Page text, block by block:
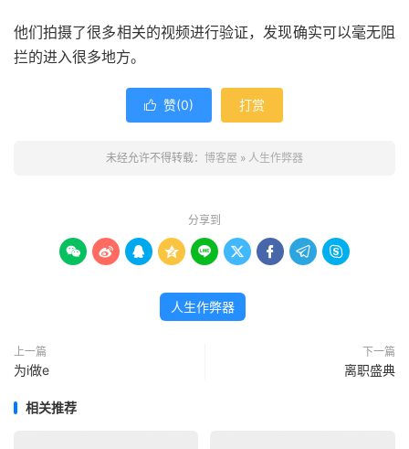
他们拍摄了很多相关的视频进行验证，发现确实可以毫无阻
拦的进入很多地方。
 赞(0) 打赏
未经允许不得转载： 博客屋 » 人生作弊器
分享到
        
人生作弊器
上一篇
为i做e
下一篇
离职盛典
相关推荐